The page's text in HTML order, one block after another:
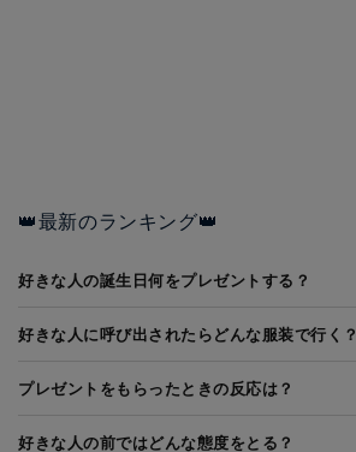
👑最新のランキング👑
好きな人の誕生日何をプレゼントする？
好きな人に呼び出されたらどんな服装で行く？
プレゼントをもらったときの反応は？
好きな人の前ではどんな態度をとる？